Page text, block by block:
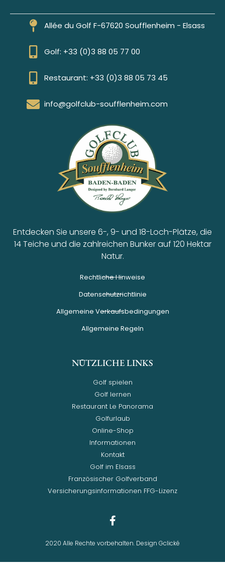
Allée du Golf F-67620 Soufflenheim - Elsass
Golf: +33 (0)3 88 05 77 00
Restaurant: +33 (0)3 88 05 73 45
info@golfclub-soufflenheim.com
Entdecken Sie unsere 6-, 9- und 18-Loch-Plätze, die
14 Teiche und die zahlreichen Bunker auf 120 Hektar
Natur.
Rechtliche Hinweise
Datenschutzrichtlinie
Allgemeine Verkaufsbedingungen
Allgemeine Regeln
NÜTZLICHE LINKS
Golf spielen
Golf lernen
Restaurant Le Panorama
Golfurlaub
Online-Shop
Informationen
Kontakt
Golf im Elsass
Französischer Golfverband
Versicherungsinformationen FFG-Lizenz
2020 Alle Rechte vorbehalten. Design Gclické